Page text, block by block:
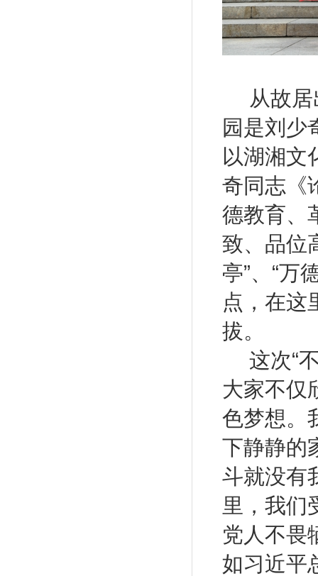
从故
园是刘少
以湖湘文
奇同志《
德教育、
致、品位
亭”、“万
点，在这
拔。
这次“
大家不仅
色梦想。
下静静的
斗就没有
里，我们
党人不畏
如习近平